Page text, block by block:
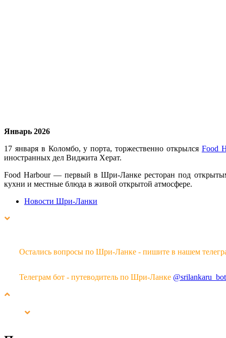
Январь 2026
17 января в Коломбо, у порта, торжественно открылся Food
иностранных дел Виджита Херат.
Food Harbour — первый в Шри-Ланке ресторан под
кухни и местные блюда в живой открытой атмосфере.
Новости Шри-Ланки
Остались вопросы по Шри-Ланке - пишите в нашем
Телеграм бот - путеводитель по Шри-Ланке @srilankaru_bot